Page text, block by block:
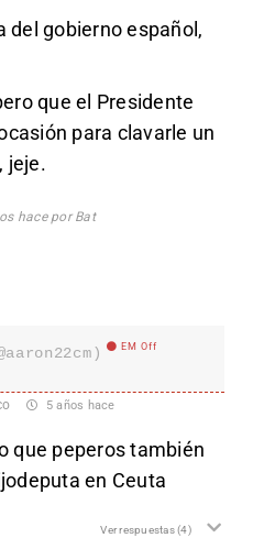
del gobierno español,
que el Presidente
para clavarle un
jeje.
hace por Bat
EM Off
5 años hace
que peperos también
en Ceuta
Ver respuestas(4)